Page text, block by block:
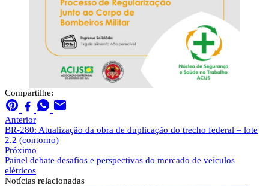
Compartilhe:
Anterior
BR-280: Atualização da obra de duplicação do trecho federal – lote
2.2 (contorno)
Próximo
Painel debate desafios e perspectivas do mercado de veículos
elétricos
Notícias relacionadas